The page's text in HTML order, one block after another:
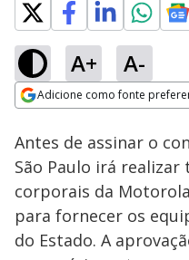
A+ A-
Adicione como fonte
Ativar
Antes de assinar o
São Paulo irá realizar
corporais da
para fornecer os
do Estado. A